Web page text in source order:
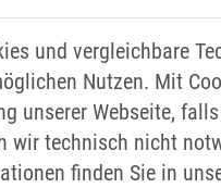
Timo Geisler,
und die
Control Unit
der
und vergleichbare
Nutzen. Mit
unserer Webseite,
wir technisch nicht
finden Sie in